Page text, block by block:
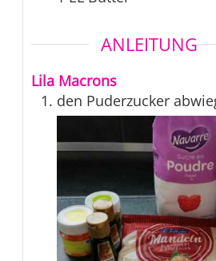
ANLEITUNG
Lila Macrons
den Puderzucker